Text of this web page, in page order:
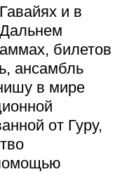
и в
билетов
ансамбль
в мире
от Гуру,